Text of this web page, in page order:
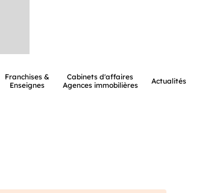
Franchises &
Enseignes
Cabinets d'affaires
Agences immobilières
Actualités